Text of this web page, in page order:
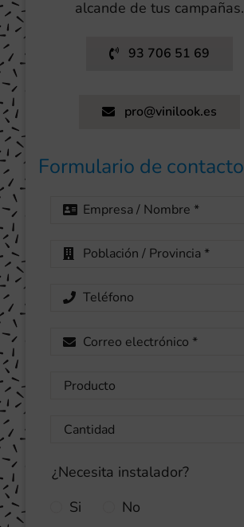
alcande de tus campañas.
93 706 51 69
pro@vinilook.es
Formulario de contacto
¿Necesita instalador?
Si
No